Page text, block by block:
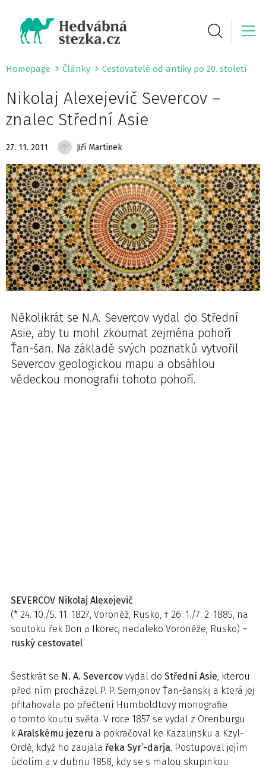
Homepage Články Cestovatelé od antiky po 20. století
Nikolaj Alexejevič Severcov –
znalec Střední Asie
27. 11. 2011 Jiří Martínek
Několikrát se N.A. Severcov vydal do Střední
Asie, aby tu mohl zkoumat zejména pohoří
Ťan-šan. Na základě svých poznatků vytvořil
Severcov geologickou mapu a obsáhlou
vědeckou monografii tohoto pohoří.
SEVERCOV Nikolaj Alexejevič
(* 24. 10./5. 11. 1827, Voroněž, Rusko, † 26. 1./7. 2. 1885, na
soutoku řek Don a Ikorec, nedaleko Voroněže, Rusko) –
ruský cestovatel
Šestkrát se N. A. Severcov vydal do Střední Asie, kterou
před ním procházel P. P. Semjonov Ťan-šanskij a která jej
přitahovala po přečtení Humboldtovy monografie
o tomto koutu světa. V roce 1857 se vydal z Orenburgu
k Aralskému jezeru a pokračoval ke Kazalinsku a Kzyl-
Ordě, když ho zaujala řeka Syr’-darja. Postupoval jejím
údolím a v dubnu 1858, kdy se s malou skupinkou